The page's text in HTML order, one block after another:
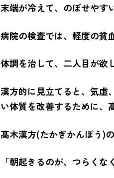
末端が冷えて、のぼせやすい
病院の検査では、軽度の貧
体調を治して、二人目が欲
漢方的に見立てると、気虚
い体質を改善するために、
髙木漢方(たかぎかんぽう)
「朝起きるのが、つらくな